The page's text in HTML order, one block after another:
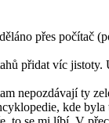
přes počítač
přidat víc
nepozdávají ty
kde